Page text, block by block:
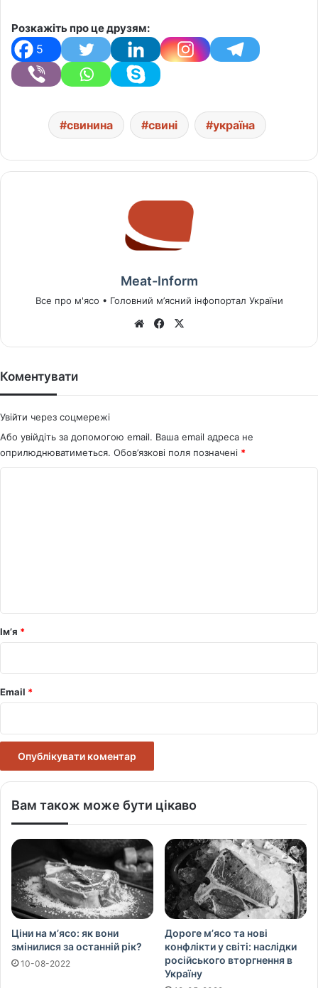
Розкажіть про це друзям:
5
свинина свині україна
Meat-Inform
Все про м'ясо • Головний м’ясний інфопортал України
We
Fa
Коментувати
Увійти через соцмережі
Або увійдіть за допомогою email. Ваша email адреса не
оприлюднюватиметься. Обов’язкові поля позначені *
р
Ім’я *
Email *
Вам також може бути цікаво
Ціни на м’ясо: як вони
змінилися за останній рік?
10-08-2022
Дороге м’ясо та нові
конфлікти у світі: наслідки
російського вторгнення в
Україну